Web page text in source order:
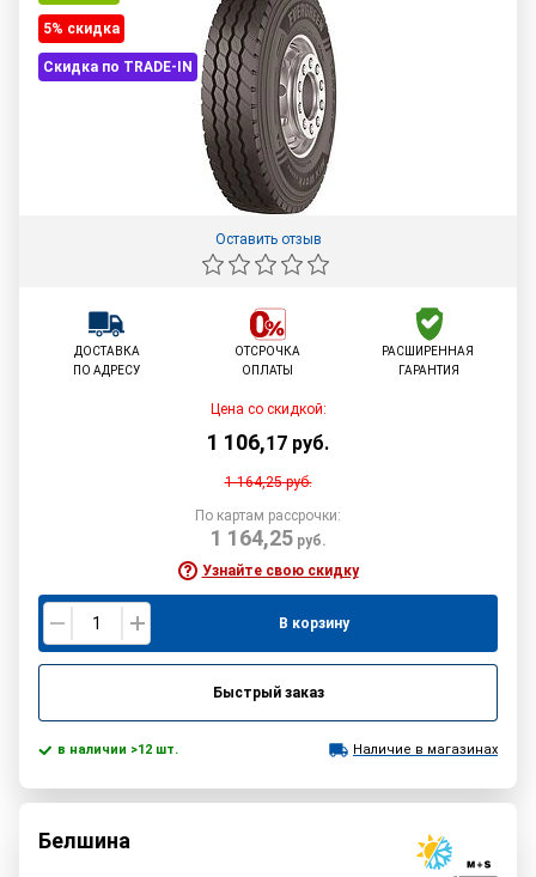
5% cкидка
Скидка по TRADE-IN
Оставить отзыв
ДОСТАВКА
ПО АДРЕСУ
ОТСРОЧКА
ОПЛАТЫ
РАСШИРЕННАЯ
ГАРАНТИЯ
Цена со скидкой:
1 106,17 руб.
1 164,25руб.
По картам рассрочки:
1 164,25руб.
Узнайте свою скидку
В корзину
Быстрый заказ
в наличии >12 шт. Наличие в магазинах
Белшина